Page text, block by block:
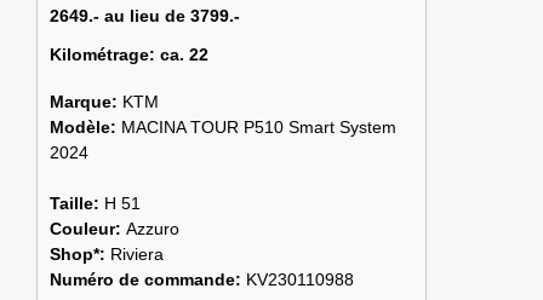
2649.- au lieu de 3799.-
Kilométrage: ca. 22
Marque: KTM
Modèle: MACINA TOUR P510 Smart System
2024
Taille: H 51
Couleur: Azzuro
Shop*: Riviera
Numéro de commande: KV230110988